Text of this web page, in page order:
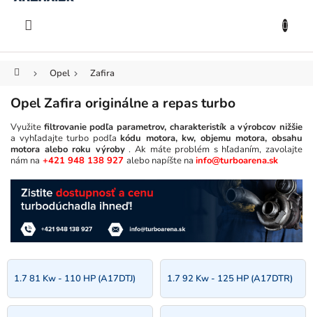
Prejsť
obsah
DomovOpel Zafira
Opel Zafira originálne a repas turbo
Využite filtrovanie podľa parametrov, charakteristík a výrobcov nižšie
a vyhľadajte turbo podľakódu motora, kw, objemu motora, obsahu
motora alebo roku výroby. Ak máte problém s hľadaním, zavolajte
nám na +421 948 138 927 alebo napíšte na info@turboarena.sk
1.7 81 Kw - 110 HP (A17DTJ) 1.7 92 Kw - 125 HP (A17DTR)